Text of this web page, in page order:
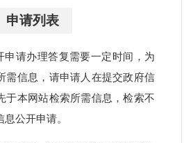
申请列表
申请办理答复需要一定时间，为
需信息，请申请人在提交政府信
于本网站检索所需信息，检索不
公开申请。